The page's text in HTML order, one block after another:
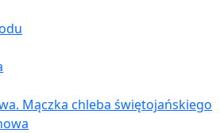
Mączka chleba świętojańskiego